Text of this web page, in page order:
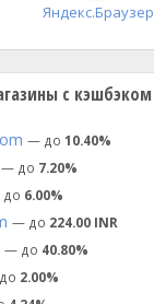
Яндекс.Браузер
с кэшбэком
— до 10.40%
— до 7.20%
6.00%
— до 224.00 INR
— до 40.80%
2.00%